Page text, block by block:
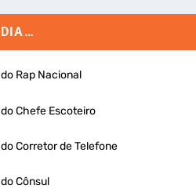
DIA…
do Rap Nacional
do Chefe Escoteiro
do Corretor de Telefone
do Cônsul